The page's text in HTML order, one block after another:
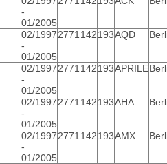
-
01/2005
02/1997
-
01/2005
2771142193AQD
02/1997
-
01/2005
2771142193APRILE
02/1997
-
01/2005
2771142193AHA
02/1997
-
01/2005
2771142193AMX